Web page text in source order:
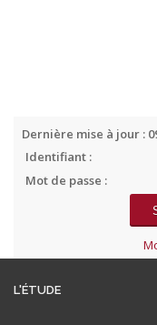
Dernière mise à jour :
Identifiant :
Mot de passe :
L'ÉTUDE